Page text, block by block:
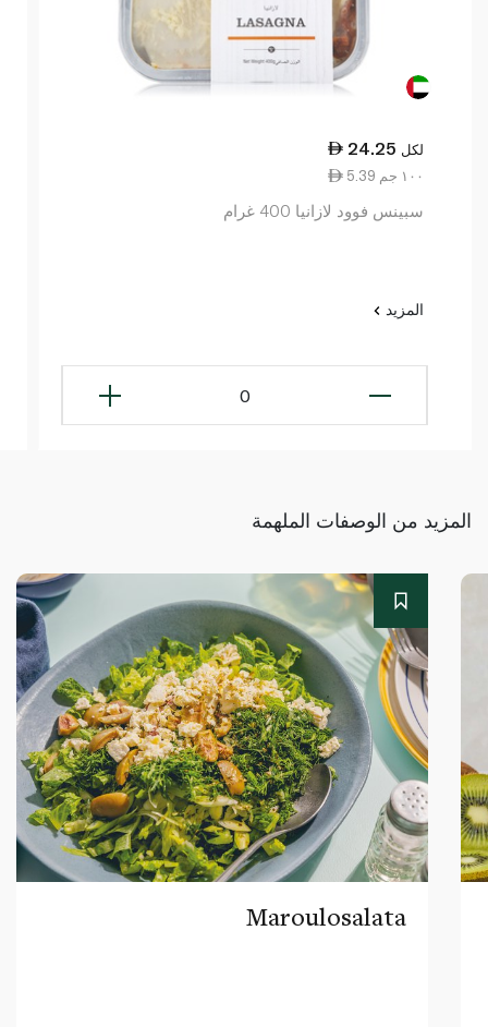
24.25 لكل
5.39 ١٠٠ جم
سبينس فوود لازانيا 400 غرام
المزيد
0
المزيد من الوصفات الملهمة
Maroulosalata